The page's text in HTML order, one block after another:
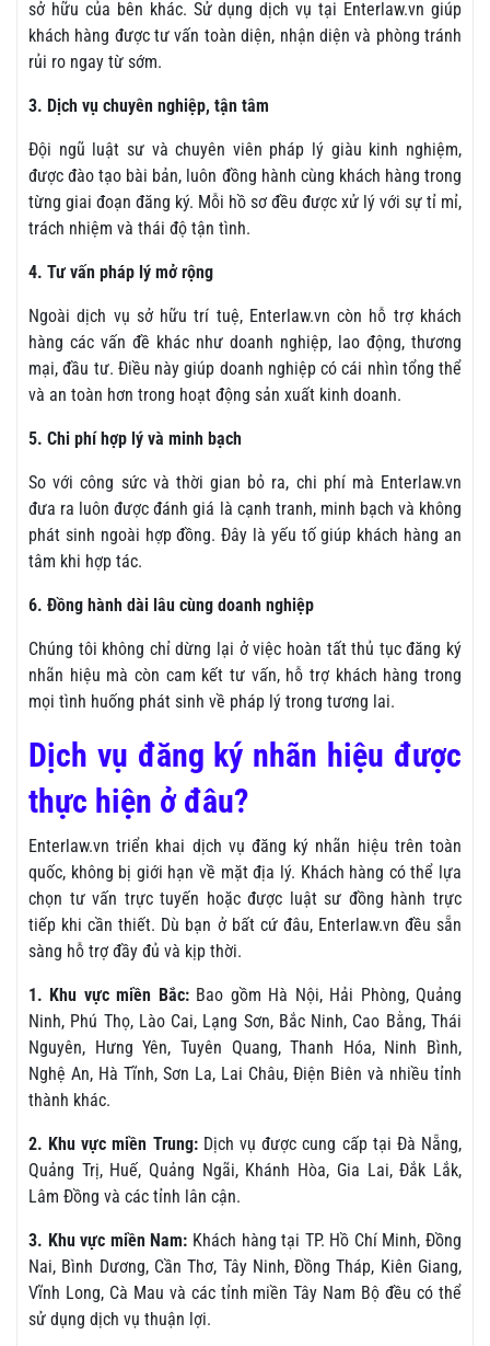
sở hữu của bên khác. Sử dụng dịch vụ tại Enterlaw.vn giúp
khách hàng được tư vấn toàn diện, nhận diện và phòng tránh
rủi ro ngay từ sớm.
3. Dịch vụ chuyên nghiệp, tận tâm
Đội ngũ luật sư và chuyên viên pháp lý giàu kinh nghiệm,
được đào tạo bài bản, luôn đồng hành cùng khách hàng trong
từng giai đoạn đăng ký. Mỗi hồ sơ đều được xử lý với sự tỉ mỉ,
trách nhiệm và thái độ tận tình.
4. Tư vấn pháp lý mở rộng
Ngoài dịch vụ sở hữu trí tuệ, Enterlaw.vn còn hỗ trợ khách
hàng các vấn đề khác như doanh nghiệp, lao động, thương
mại, đầu tư. Điều này giúp doanh nghiệp có cái nhìn tổng thể
và an toàn hơn trong hoạt động sản xuất kinh doanh.
5. Chi phí hợp lý và minh bạch
So với công sức và thời gian bỏ ra, chi phí mà Enterlaw.vn
đưa ra luôn được đánh giá là cạnh tranh, minh bạch và không
phát sinh ngoài hợp đồng. Đây là yếu tố giúp khách hàng an
tâm khi hợp tác.
6. Đồng hành dài lâu cùng doanh nghiệp
Chúng tôi không chỉ dừng lại ở việc hoàn tất thủ tục đăng ký
nhãn hiệu mà còn cam kết tư vấn, hỗ trợ khách hàng trong
mọi tình huống phát sinh về pháp lý trong tương lai.
Dịch vụ đăng ký nhãn hiệu được
thực hiện ở đâu?
Enterlaw.vn triển khai dịch vụ đăng ký nhãn hiệu trên toàn
quốc, không bị giới hạn về mặt địa lý. Khách hàng có thể lựa
chọn tư vấn trực tuyến hoặc được luật sư đồng hành trực
tiếp khi cần thiết. Dù bạn ở bất cứ đâu, Enterlaw.vn đều sẵn
sàng hỗ trợ đầy đủ và kịp thời.
1. Khu vực miền Bắc:Bao gồm Hà Nội, Hải Phòng, Quảng
Ninh, Phú Thọ, Lào Cai, Lạng Sơn, Bắc Ninh, Cao Bằng, Thái
Nguyên, Hưng Yên, Tuyên Quang, Thanh Hóa, Ninh Bình,
Nghệ An, Hà Tĩnh, Sơn La, Lai Châu, Điện Biên và nhiều tỉnh
thành khác.
2. Khu vực miền Trung:Dịch vụ được cung cấp tại Đà Nẵng,
Quảng Trị, Huế, Quảng Ngãi, Khánh Hòa, Gia Lai, Đắk Lắk,
Lâm Đồng và các tỉnh lân cận.
3. Khu vực miền Nam: Khách hàng tại TP. Hồ Chí Minh, Đồng
Nai, Bình Dương, Cần Thơ, Tây Ninh, Đồng Tháp, Kiên Giang,
Vĩnh Long, Cà Mau và các tỉnh miền Tây Nam Bộ đều có thể
sử dụng dịch vụ thuận lợi.